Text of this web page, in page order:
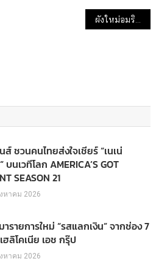
ผังใหม่อมรินทร์ทีวี 2562 เสริมทีมผู้ประกาศข่าว พร้อมดึง “พี่ฉอด” ทำละคร
ส์ ชวนคนไทยส่งใจเชียร์ “เนเน่
บนเวทีโลก AMERICA’S GOT
SEASON 21
หาคม 2026
ารายการใหม่ “รสแลกเงิน” จากช่อง 7
ฮลิโคเนีย เอช กรุ๊ป
หาคม 2026